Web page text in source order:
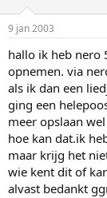
s
t
a
r
t
e
r
m
9 jan 2003
hallo ik heb nero
opnemen. via
als ik dan een
ging een
meer opslaan
hoe kan dat.ik
maar krijg het
wie kent dit of
alvast bedankt